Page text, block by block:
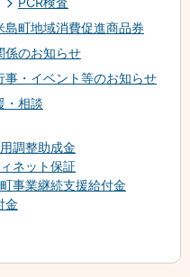
島町地域消費促進商品券
係のお知らせ
事・イベント等のお知らせ
・相談
調整助成金
ネット保証
事業継続支援給付金
金